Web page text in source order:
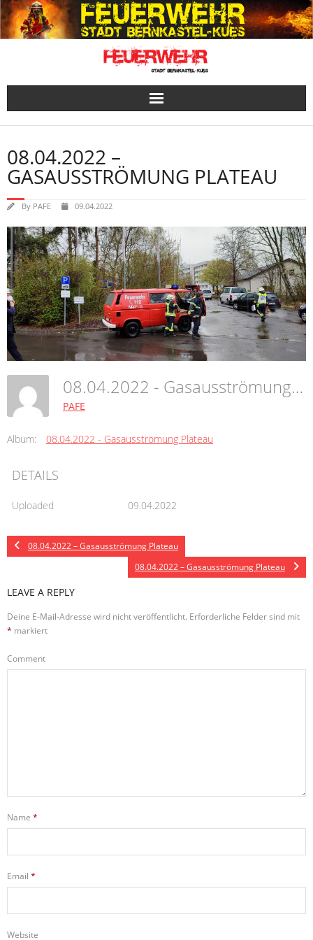
Skip
to
content
08.04.2022 –
GASAUSSTRÖMUNG PLATEAU
By PAFE 09.04.2022
08.04.2022 - Gasausströmung Plateau
PAFE
Album: 08.04.2022 - Gasausströmung Plateau
DETAILS
Uploaded 09.04.2022
08.04.2022 – Gasausströmung Plateau
08.04.2022 – Gasausströmung Plateau
LEAVE A REPLY
Deine E-Mail-Adresse wird nicht veröffentlicht. Erforderliche Felder sind mit
* markiert
Comment
Name *
Email *
Website